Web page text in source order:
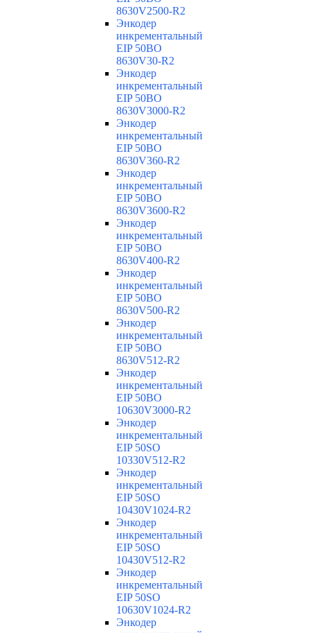
8630V2500-R2
Энкодер
инкрементальный
EIP 50BO
8630V30-R2
Энкодер
инкрементальный
EIP 50BO
8630V3000-R2
Энкодер
инкрементальный
EIP 50BO
8630V360-R2
Энкодер
инкрементальный
EIP 50BO
8630V3600-R2
Энкодер
инкрементальный
EIP 50BO
8630V400-R2
Энкодер
инкрементальный
EIP 50BO
8630V500-R2
Энкодер
инкрементальный
EIP 50BO
8630V512-R2
Энкодер
инкрементальный
EIP 50BO
10630V3000-R2
Энкодер
инкрементальный
EIP 50SO
10330V512-R2
Энкодер
инкрементальный
EIP 50SO
10430V1024-R2
Энкодер
инкрементальный
EIP 50SO
10430V512-R2
Энкодер
инкрементальный
EIP 50SO
10630V1024-R2
Энкодер